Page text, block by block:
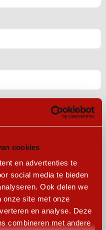
cookies
en advertenties te
social media te bieden
Ook delen we
onze site met onze
en analyse. Deze
combineren met andere